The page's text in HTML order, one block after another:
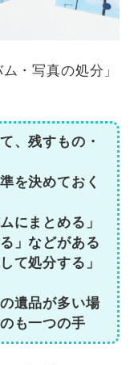
・写真の処分」
、残すもの・
を決めておく
にまとめる」
」などがある
て処分する」
遺品が多い場
も一つの手